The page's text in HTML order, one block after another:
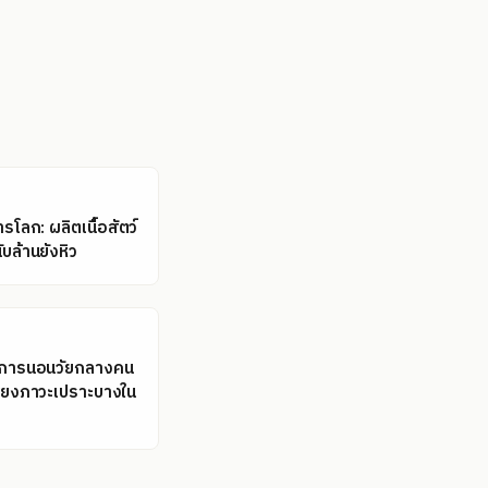
โลก: ผลิตเนื้อสัตว์
ล้านยังหิว
รนอนวัยกลางคน
ภาวะเปราะบางใน